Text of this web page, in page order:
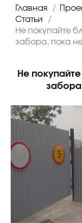
Главная /
Статьи
/
Не покупайте
забора, пока
Не